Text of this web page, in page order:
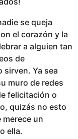
se queja
el corazón y la
a alguien tan
de
Ya sea
muro de redes
felicitación o
quizás no esto
merece un
ella.